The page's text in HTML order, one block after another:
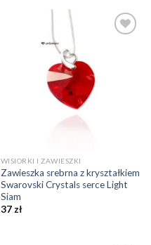
WISIORKI I ZAWIESZKI
Zawieszka srebrna z kryształkiem
Swarovski Crystals serce Light
Siam
37zł